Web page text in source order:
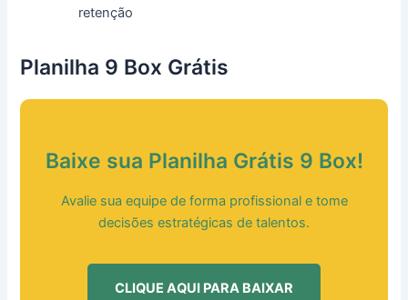
retenção
Planilha 9 Box Grátis
Baixe sua Planilha Grátis 9 Box!
Avalie sua equipe de forma profissional e tome
decisões estratégicas de talentos.
CLIQUE AQUI PARA BAIXAR